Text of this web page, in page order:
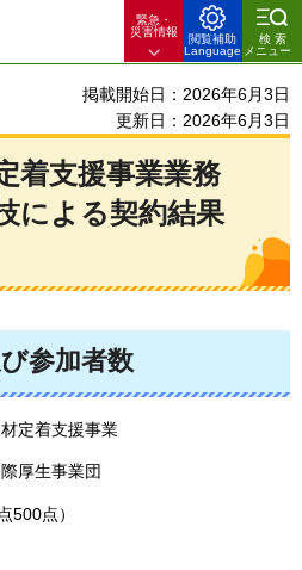
緊急・
災害情報
閲覧補助
Language
検索
メニュー
掲載開始日：2026年6月3日
更新日：2026年6月3日
着支援事業業務
による契約結果
参加者数
定着支援事業
厚生事業団
500点）